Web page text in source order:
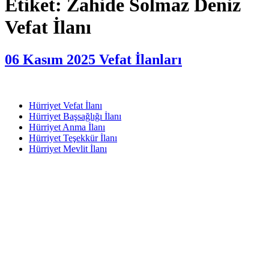
Etiket: Zahide Solmaz Deniz
Vefat İlanı
06 Kasım 2025 Vefat İlanları
Hürriyet Vefat İlanı
Hürriyet Başsağlığı İlanı
Hürriyet Anma İlanı
Hürriyet Teşekkür İlanı
Hürriyet Mevlit İlanı